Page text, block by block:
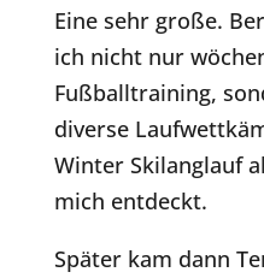
Eine sehr große.
ich nicht nur
Fußballtraining,
diverse
Winter Skilanglauf
mich entdeckt.
Später kam dann